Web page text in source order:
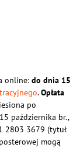
online: do dnia 15
.Opłata
po
października br.,
2803 3679 (tytuł
mogą